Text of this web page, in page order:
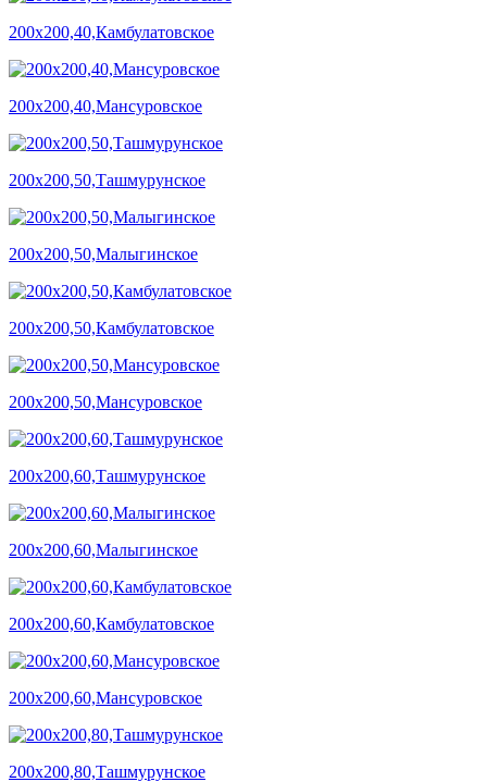
200х200,40,Камбулатовское
200х200,40,Мансуровское
200х200,50,Ташмурунское
200х200,50,Малыгинское
200х200,50,Камбулатовское
200х200,50,Мансуровское
200х200,60,Ташмурунское
200х200,60,Малыгинское
200х200,60,Камбулатовское
200х200,60,Мансуровское
200х200,80,Ташмурунское